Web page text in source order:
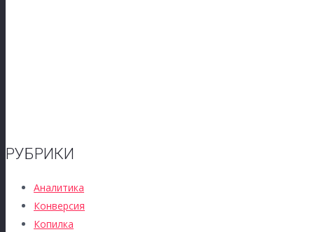
РУБРИКИ
Аналитика
Конверсия
Копилка